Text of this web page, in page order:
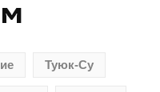
Туюк-Су